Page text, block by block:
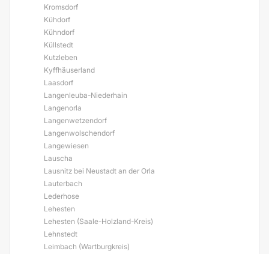
Kromsdorf
Kühdorf
Kühndorf
Küllstedt
Kutzleben
Kyffhäuserland
Laasdorf
Langenleuba-Niederhain
Langenorla
Langenwetzendorf
Langenwolschendorf
Langewiesen
Lauscha
Lausnitz bei Neustadt an der Orla
Lauterbach
Lederhose
Lehesten
Lehesten (Saale-Holzland-Kreis)
Lehnstedt
Leimbach (Wartburgkreis)